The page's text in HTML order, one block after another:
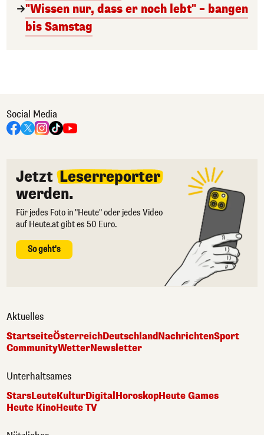
"Wissen nur, dass er noch lebt" – bangen
bis Samstag
Social Media
Jetzt Leserreporter
werden.
Für jedes Foto in "Heute" oder jedes Video
auf Heute.at gibt es 50 Euro.
So geht's
Aktuelles
StartseiteÖsterreichDeutschlandNachrichtenSport
CommunityWetterNewsletter
Unterhaltsames
StarsLeuteKulturDigital HoroskopHeute Games
Heute KinoHeute TV